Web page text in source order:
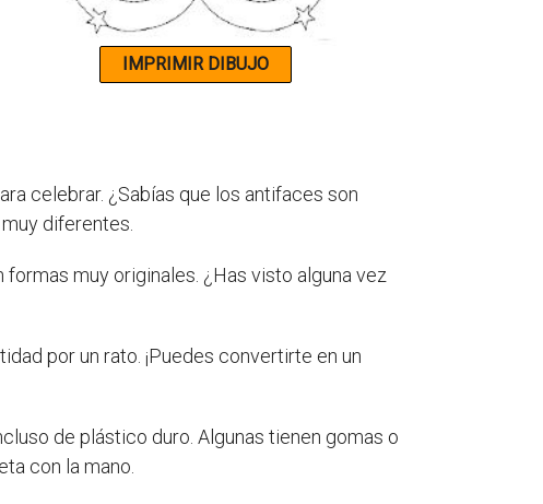
celebrar. ¿Sabías que los antifaces son
diferentes.
muy originales. ¿Has visto alguna vez
por un rato. ¡Puedes convertirte en un
de plástico duro. Algunas tienen gomas o
con la mano.